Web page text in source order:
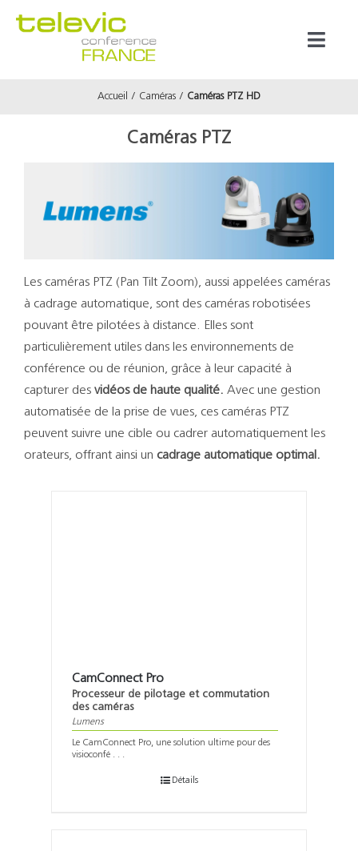
À propos
Accueil Caméras Caméras PTZ HD
Caméras PTZ
Les caméras PTZ (Pan Tilt Zoom), aussi appelées caméras
à cadrage automatique, sont des caméras robotisées
pouvant être pilotées à distance. Elles sont
particulièrement utiles dans les environnements de
conférence ou de réunion, grâce à leur capacité à
capturer des vidéos de haute qualité. Avec une gestion
automatisée de la prise de vues, ces caméras PTZ
peuvent suivre une cible ou cadrer automatiquement les
orateurs, offrant ainsi un cadrage automatique optimal.
CamConnect Pro
Processeur de pilotage et commutation
des caméras
Lumens
Le CamConnect Pro, une solution ultime pour des
visioconfé . . .
Détails